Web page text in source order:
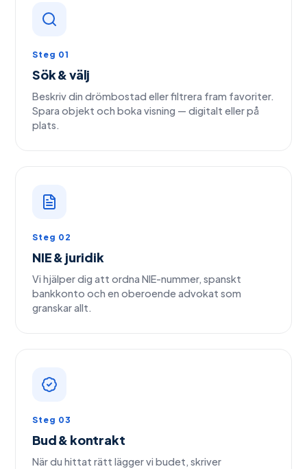
Steg 01
Sök & välj
Beskriv din drömbostad eller filtrera fram favoriter.
Spara objekt och boka visning — digitalt eller på
plats.
Steg 02
NIE & juridik
Vi hjälper dig att ordna NIE-nummer, spanskt
bankkonto och en oberoende advokat som
granskar allt.
Steg 03
Bud & kontrakt
När du hittat rätt lägger vi budet, skriver